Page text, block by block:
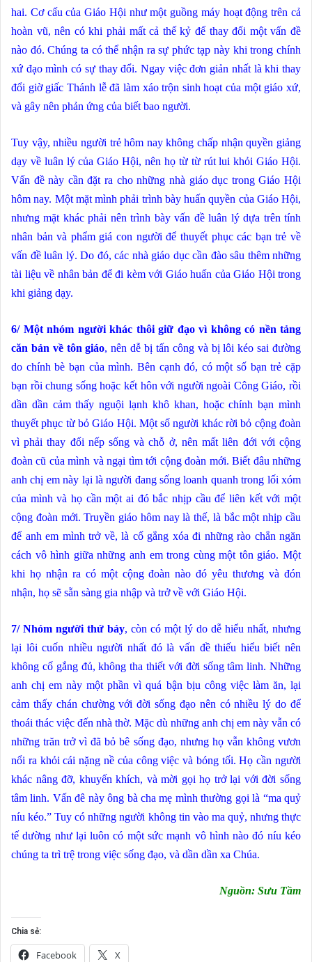
hai. Cơ cấu của Giáo Hội như một guồng máy hoạt động trên cả
hoàn vũ, nên có khi phải mất cả thế kỷ để thay đổi một vấn đề
nào đó. Chúng ta có thể nhận ra sự phức tạp này khi trong chính
xứ đạo mình có sự thay đổi. Ngay việc đơn giản nhất là khi thay
đổi giờ giấc Thánh lễ đã làm xáo trộn sinh hoạt của một giáo xứ,
và gây nên phản ứng của biết bao người.
Tuy vậy, nhiều người trẻ hôm nay không chấp nhận quyền giảng
dạy về luân lý của Giáo Hội, nên họ từ từ rút lui khỏi Giáo Hội.
Vấn đề này cần đặt ra cho những nhà giáo dục trong Giáo Hội
hôm nay. Một mặt mình phải trình bày huấn quyền của Giáo Hội,
nhưng mặt khác phải nên trình bày vấn đề luân lý dựa trên tính
nhân bản và phẩm giá con người để thuyết phục các bạn trẻ về
vấn đề luân lý. Do đó, các nhà giáo dục cần đào sâu thêm những
tài liệu về nhân bản để đi kèm với Giáo huấn của Giáo Hội trong
khi giảng dạy.
6/ Một nhóm người khác thôi giữ đạo vì không có nền tảng
căn bản về tôn giáo, nên dễ bị tấn công và bị lôi kéo sai đường
do chính bè bạn của mình. Bên cạnh đó, có một số bạn trẻ cặp
bạn rồi chung sống hoặc kết hôn với người ngoài Công Giáo, rồi
dần dần cảm thấy nguội lạnh khô khan, hoặc chính bạn mình
thuyết phục từ bỏ Giáo Hội. Một số người khác rời bỏ cộng đoàn
vì phải thay đổi nếp sống và chỗ ở, nên mất liên đới với cộng
đoàn cũ của mình và ngại tìm tới cộng đoàn mới. Biết đâu những
anh chị em này lại là người đang sống loanh quanh trong lối xóm
của mình và họ cần một ai đó bắc nhịp cầu để liên kết với một
cộng đoàn mới. Truyền giáo hôm nay là thế, là bắc một nhịp cầu
để anh em mình trở về, là cố gắng xóa đi những rào chắn ngăn
cách vô hình giữa những anh em trong cùng một tôn giáo. Một
khi họ nhận ra có một cộng đoàn nào đó yêu thương và đón
nhận, họ sẽ sẵn sàng gia nhập và trở về với Giáo Hội.
7/ Nhóm người thứ bảy, còn có một lý do dễ hiểu nhất, nhưng
lại lôi cuốn nhiều người nhất đó là vấn đề thiếu hiểu biết nên
không cố gắng đủ, không tha thiết với đời sống tâm linh. Những
anh chị em này một phần vì quá bận bịu công việc làm ăn, lại
cảm thấy chán chường với đời sống đạo nên có nhiều lý do để
thoái thác việc đến nhà thờ. Mặc dù những anh chị em này vẫn có
những trăn trở vì đã bỏ bê sống đạo, nhưng họ vẫn không vươn
nổi ra khỏi cái nặng nề của công việc và bóng tối. Họ cần người
khác nâng đỡ, khuyến khích, và mời gọi họ trở lại với đời sống
tâm linh. Vấn đê này ông bà cha mẹ mình thường gọi là “ma quỷ
níu kéo.” Tuy có những người không tin vào ma quỷ, nhưng thực
tế dường như lại luôn có một sức mạnh vô hình nào đó níu kéo
chúng ta trì trệ trong việc sống đạo, và dần dần xa Chúa.
Nguồn: Sưu Tầm
Chia sẻ:
Facebook X